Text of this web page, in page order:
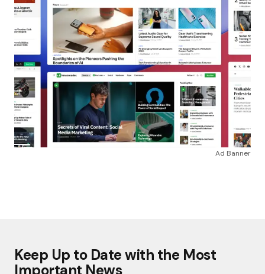
Ad Banner
Keep Up to Date with the Most
Important News